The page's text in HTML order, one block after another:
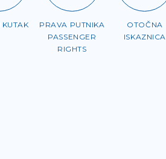
KUTAK
PRAVA PUTNIKA
PASSENGER
RIGHTS
OTOČNA
ISKAZNICA